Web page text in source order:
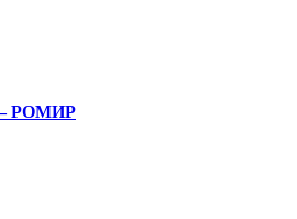
– РОМИР